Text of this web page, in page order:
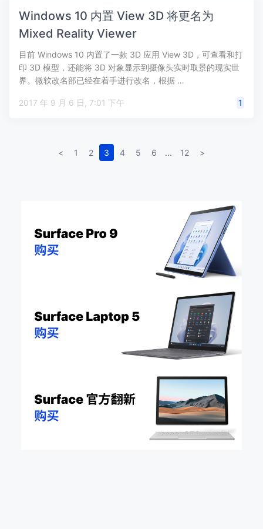
Windows 10 内置 View 3D 将更名为
Mixed Reality Viewer
目前 Windows 10 内置了一款 3D 应用 View 3D，可查看和打
印 3D 模型，还能将 3D 对象显示到摄像头实时取景的现实世
界。微软改名部已经在着手进行改名，根据 …
2017 年 9 月 6 日, 7:01 下午 1
< 1 2 3 4 5 6 ... 12 >